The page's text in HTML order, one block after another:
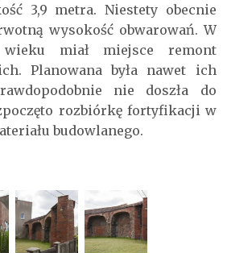
3,9 metra. Niestety obecnie
wysokość obwarowań. W
miał miejsce remont
Planowana była nawet ich
nie doszła do
rozbiórkę fortyfikacji w
budowlanego.